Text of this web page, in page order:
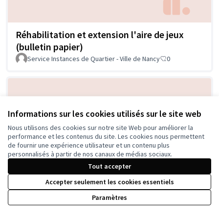
Informations sur les cookies utilisés sur le site web
Nous utilisons des cookies sur notre site Web pour améliorer la
performance et les contenus du site. Les cookies nous permettent
de fournir une expérience utilisateur et un contenu plus
personnalisés à partir de nos canaux de médias sociaux.
Tout accepter
Accepter seulement les cookies essentiels
Paramètres
Réhabilitation et extension l'aire de jeux
(bulletin papier)
Service Instances de Quartier - Ville de Nancy 0
Réhabilitation du quartier Plateau de Haye
(bulletin papier)
Service Instances de Quartier - Ville de Nancy 0